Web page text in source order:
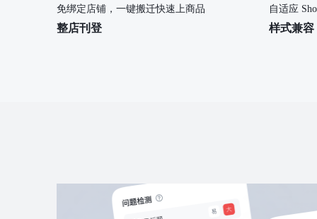
免绑定店铺，一键搬迁快速上商品
整店刊登
自适应
样式兼容